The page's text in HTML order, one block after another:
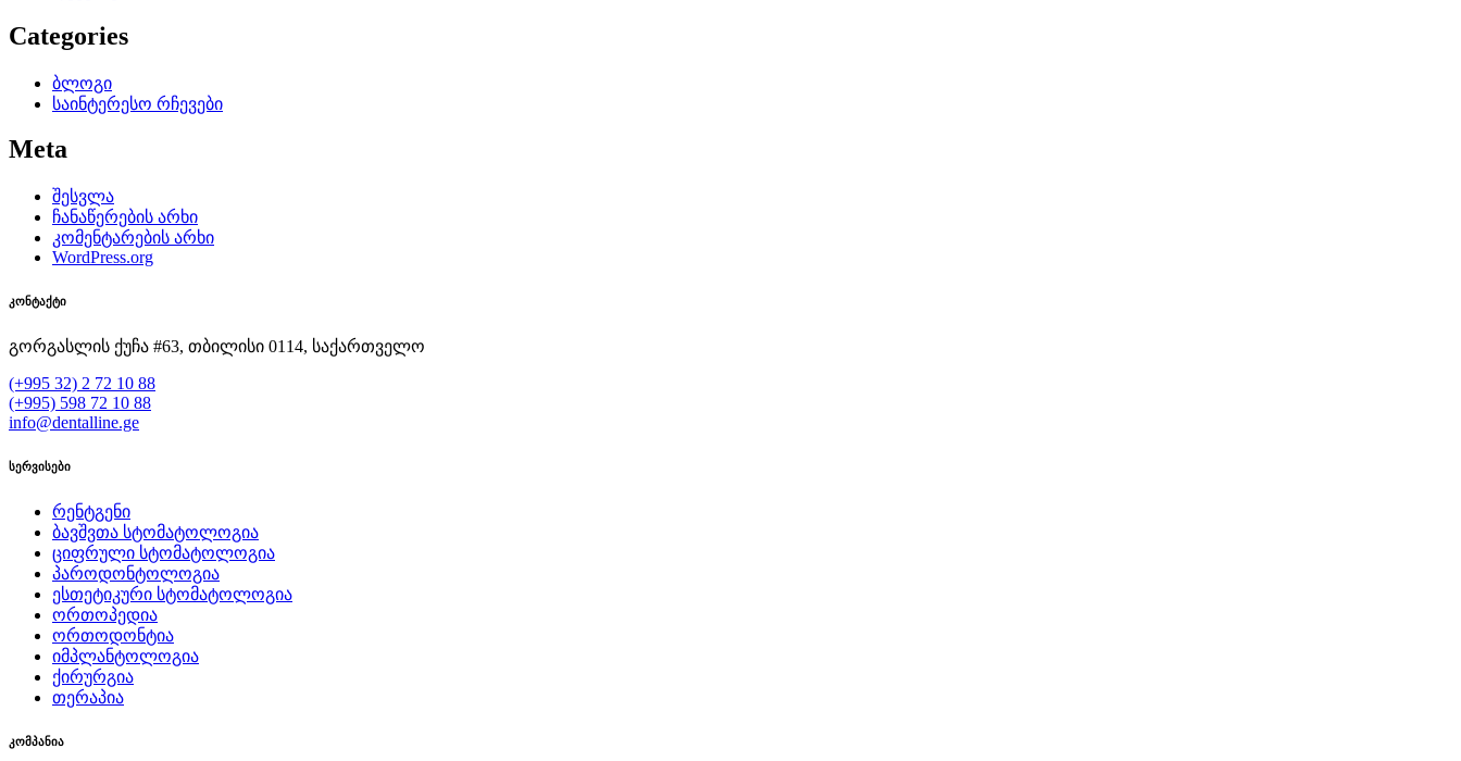
Categories
ბლოგი
საინტერესო რჩევები
Meta
შესვლა
ჩანაწერების არხი
კომენტარების არხი
WordPress.org
კონტაქტი
გორგასლის ქუჩა #63, თბილისი 0114, საქართველო
(+995 32) 2 72 10 88
(+995) 598 72 10 88
info@dentalline.ge
სერვისები
რენტგენი
ბავშვთა სტომატოლოგია
ციფრული სტომატოლოგია
პაროდონტოლოგია
ესთეტიკური სტომატოლოგია
ორთოპედია
ორთოდონტია
იმპლანტოლოგია
ქირურგია
თერაპია
კომპანია